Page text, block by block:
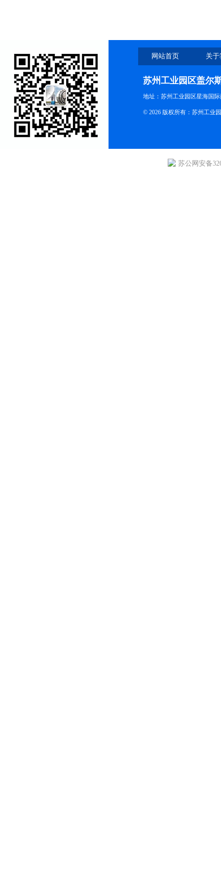
网站首页 关
苏州工业园区盖尔
地址：苏州工业园区星海国
© 2026 版权所有：苏州工业
苏公网安备